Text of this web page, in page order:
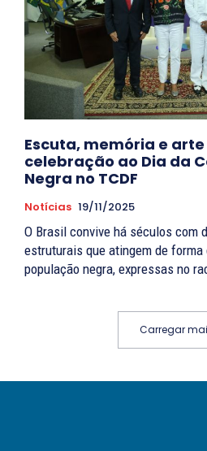
Escuta, memória e
celebração ao Dia da
Negra no TCDF
Notícias 19/11/2025
O Brasil convive há séculos com
estruturais que atingem de
população negra, expressas no
Carregar